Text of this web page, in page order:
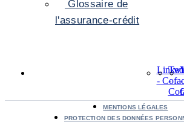
Glossaire de
l'assurance-crédit
-
-
-
MENTIONS LÉGALES
PROTECTION DES DONNÉES